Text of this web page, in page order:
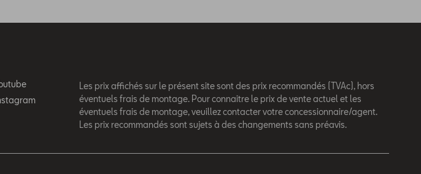
Les prix affichés sur le présent site sont des prix recommandés (TVAc), hors
éventuels frais de montage. Pour connaitre le prix de vente actuel et les
éventuels frais de montage, veuillez contacter votre concessionnaire/agent.
Les prix recommandés sont sujets à des changements sans préavis.